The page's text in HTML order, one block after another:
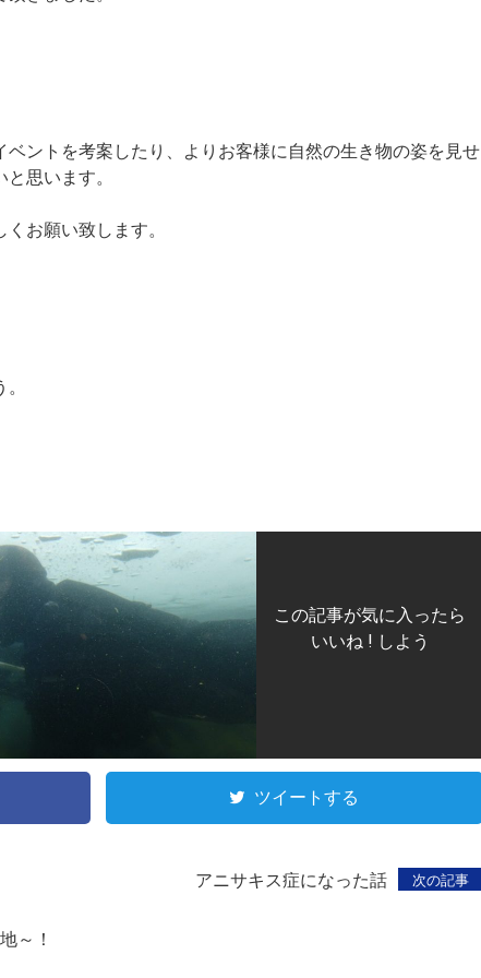
ベントを考案したり、よりお客様に自然の生き物の姿を見せ
思います。
お願い致します。
この記事が気に入ったら
いいね ! しよう
ツイートする
次の記事
アニサキス症になった話
～！